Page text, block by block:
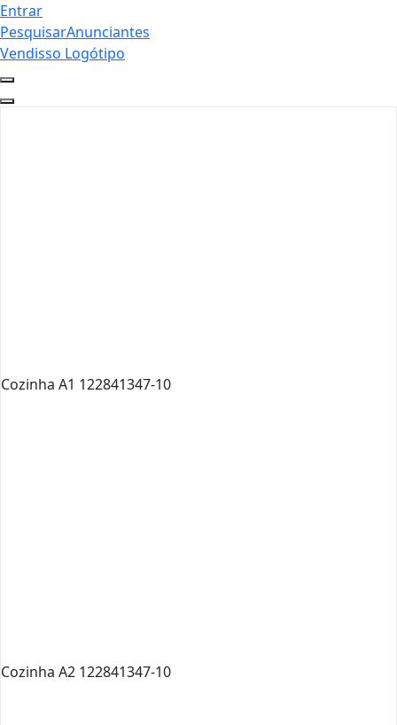
Entrar
PesquisarAnunciantes
Vendisso Logótipo
Cozinha A1 122841347-10
Cozinha A2 122841347-10